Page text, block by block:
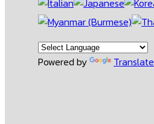
Powered by Translate